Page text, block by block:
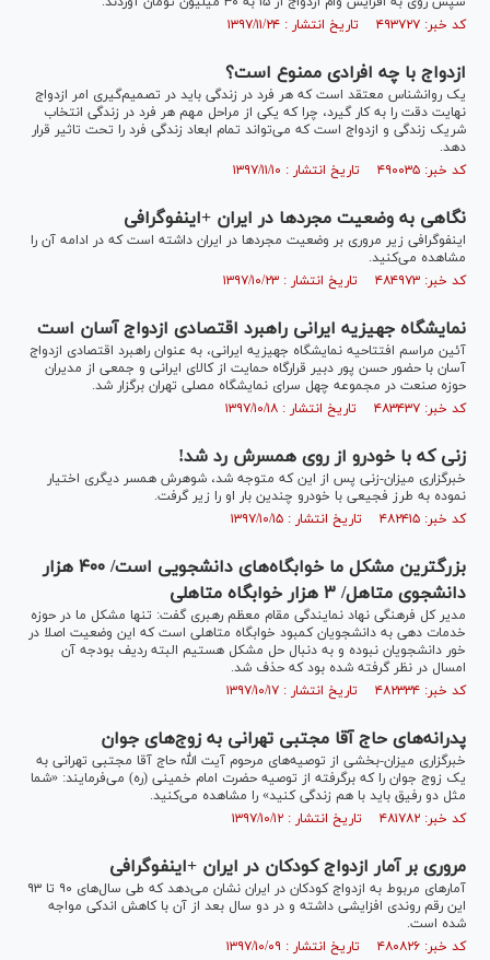
کد خبر: ۴۹۳۷۲۷ تاریخ انتشار : ۱۳۹۷/۱۱/۲۴
ازدواج با چه افرادی ممنوع است؟
یک روانشناس معتقد است که هر فرد در زندگی باید در تصمیم‌گیری امر ازدواج
نهایت دقت را به کار گیرد، چرا که یکی از مراحل مهم هر فرد در زندگی انتخاب
شریک زندگی و ازدواج است که می‌تواند تمام ابعاد زندگی فرد را تحت تاثیر قرار
دهد.
کد خبر: ۴۹۰۰۳۵ تاریخ انتشار : ۱۳۹۷/۱۱/۱۰
نگاهی به وضعیت مجردها در ایران +اینفوگرافی
اینفوگرافی زیر مروری بر وضعیت مجردها در ایران داشته است که در ادامه آن را
مشاهده می‌کنید.
کد خبر: ۴۸۴۹۷۳ تاریخ انتشار : ۱۳۹۷/۱۰/۲۳
نمایشگاه جهیزیه ایرانی راهبرد اقتصادی ازدواج آسان است
آئین مراسم افتتاحیه نمایشگاه جهیزیه ایرانی، به عنوان راهبرد اقتصادی ازدواج
آسان با حضور حسن پور دبیر قرارگاه حمایت از کالای ایرانی و جمعی از مدیران
حوزه صنعت در مجموعه چهل سرای نمایشگاه مصلی تهران برگزار شد.
کد خبر: ۴۸۳۴۳۷ تاریخ انتشار : ۱۳۹۷/۱۰/۱۸
زنی که با خودرو از روی همسرش رد شد!
خبرگزاری میزان-زنی پس از این که متوجه شد، شوهرش همسر دیگری اختیار
نموده به طرز فجیعی با خودرو چندین بار او را زیر گرفت.
کد خبر: ۴۸۲۴۱۵ تاریخ انتشار : ۱۳۹۷/۱۰/۱۵
بزرگترین مشکل ما خوابگاه‌های دانشجویی است/ ۴۰۰ هزار
دانشجوی متاهل/ ۳ هزار خوابگاه متاهلی
مدیر کل فرهنگی نهاد نمایندگی مقام معظم رهبری گفت: تنها مشکل ما در حوزه
خدمات دهی به دانشجویان کمبود خوابگاه متاهلی است که این وضعیت اصلا در
خور دانشجویان نبوده و به دنبال حل مشکل هستیم البته ردیف بودجه آن
امسال در نظر گرفته شده بود که حذف شد.
کد خبر: ۴۸۲۳۳۴ تاریخ انتشار : ۱۳۹۷/۱۰/۱۷
پدرانه‌های حاج آقا مجتبی تهرانی به زوج‌های جوان
خبرگزاری میزان-بخشی از توصیه‌های مرحوم آیت الله حاج آقا مجتبی تهرانی به
یک زوج جوان را که برگرفته از توصیه حضرت امام خمینی (ره) می‌فرمایند: «شما
مثل دو رفیق باید با هم زندگی کنید» را مشاهده می‌کنید.
کد خبر: ۴۸۱۷۸۲ تاریخ انتشار : ۱۳۹۷/۱۰/۱۲
مروری بر آمار ازدواج کودکان در ایران +اینفوگرافی
آمارهای مربوط به ازدواج کودکان در ایران نشان می‌دهد که طی سال‌های ۹۰ تا ۹۳
این رقم روندی افزایشی داشته و در دو سال بعد از آن با کاهش اندکی مواجه
شده است.
کد خبر: ۴۸۰۸۲۶ تاریخ انتشار : ۱۳۹۷/۱۰/۰۹